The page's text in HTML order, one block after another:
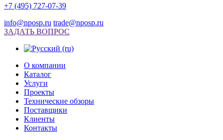
+7 (495) 727-07-39
info@nposp.ru trade@nposp.ru
ЗАДАТЬ ВОПРОС
О компании
Каталог
Услуги
Проекты
Технические обзоры
Поставщики
Клиенты
Контакты